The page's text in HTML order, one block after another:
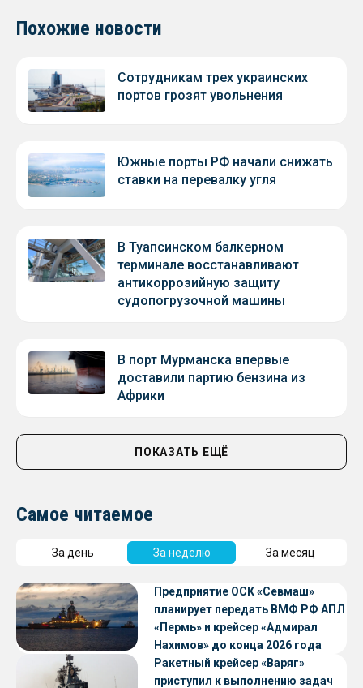
Похожие новости
Сотрудникам трех украинских
портов грозят увольнения
Южные порты РФ начали снижать
ставки на перевалку угля
В Туапсинском балкерном
терминале восстанавливают
антикоррозийную защиту
судопогрузочной машины
В порт Мурманска впервые
доставили партию бензина из
Африки
ПОКАЗАТЬ ЕЩЁ
Самое читаемое
За день За неделю За месяц
Предприятие ОСК «Севмаш»
планирует передать ВМФ РФ АПЛ
«Пермь» и крейсер «Адмирал
Нахимов» до конца 2026 года
Ракетный крейсер «Варяг»
приступил к выполнению задач